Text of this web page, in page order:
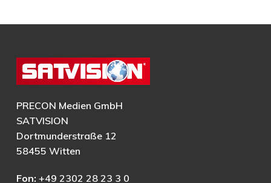
PRECON Medien GmbH
SATVISION
Dortmunderstraße 12
58455 Witten
Fon: +49 2302 28 23 3 0